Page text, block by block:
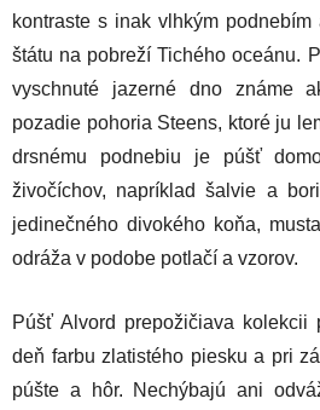
kontraste s inak vlhkým
štátu na pobreží Tichého oceánu.
vyschnuté jazerné dno známe
pozadie pohoria Steens, ktoré ju
drsnému podnebiu je púšť
živočíchov, napríklad šalvie a
jedinečného divokého koňa,
odráža v podobe potlačí a vzorov.
Púšť Alvord prepožičiava kolekcii
deň farbu zlatistého piesku a pri
púšte a hôr. Nechýbajú ani